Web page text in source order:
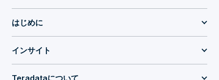
はじめに
インサイト
Teradataについて